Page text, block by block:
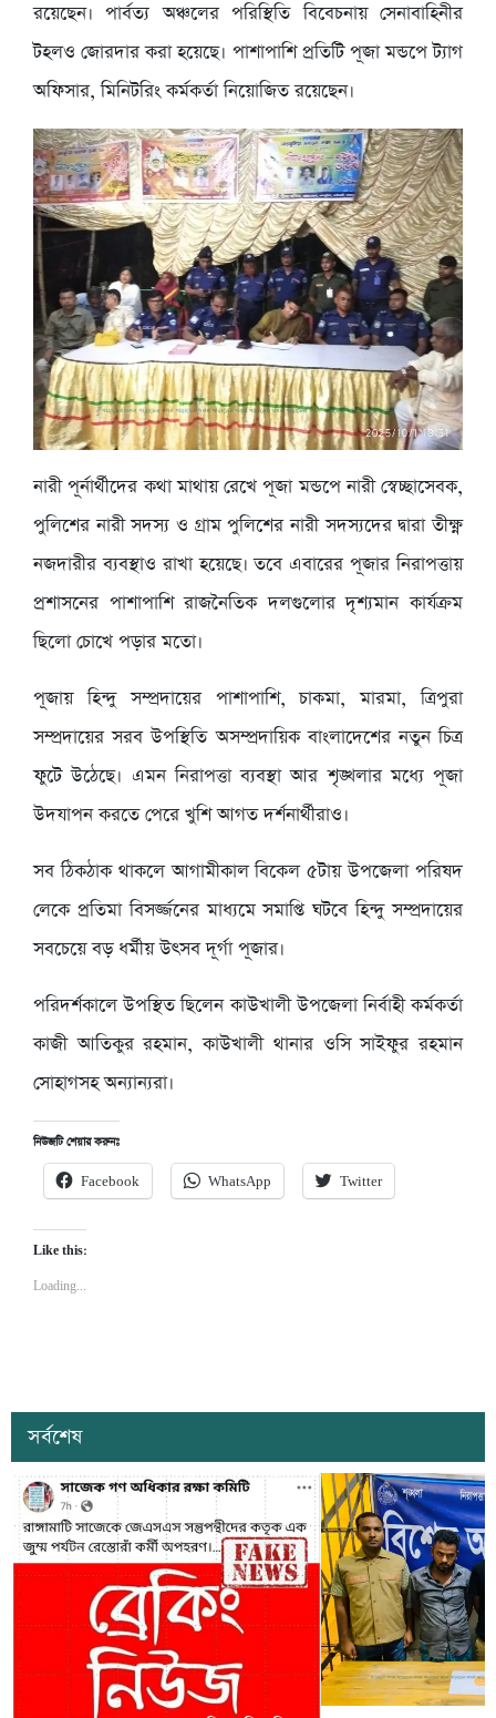
রয়েছেন। পার্বত্য অঞ্চলের পরিস্থিতি বিবেচনায় সেনাবাহিনীর
টহলও জোরদার করা হয়েছে। পাশাপাশি প্রতিটি পূজা মন্ডপে ট্যাগ
অফিসার, মিনিটরিং কর্মকর্তা নিয়োজিত রয়েছেন।
নারী পূর্নার্থীদের কথা মাথায় রেখে পূজা মন্ডপে নারী স্বেচ্ছাসেবক,
পুলিশের নারী সদস্য ও গ্রাম পুলিশের নারী সদস্যদের দ্বারা তীক্ষ্ণ
নজদারীর ব্যবস্থাও রাখা হয়েছে। তবে এবারের পূজার নিরাপত্তায়
প্রশাসনের পাশাপাশি রাজনৈতিক দলগুলোর দৃশ্যমান কার্যক্রম
ছিলো চোখে পড়ার মতো।
পূজায় হিন্দু সম্প্রদায়ের পাশাপাশি, চাকমা, মারমা, ত্রিপুরা
সম্প্রদায়ের সরব উপস্থিতি অসম্প্রদায়িক বাংলাদেশের নতুন চিত্র
ফুটে উঠেছে। এমন নিরাপত্তা ব্যবস্থা আর শৃঙ্খলার মধ্যে পূজা
উদযাপন করতে পেরে খুশি আগত দর্শনার্থীরাও।
সব ঠিকঠাক থাকলে আগামীকাল বিকেল ৫টায় উপজেলা পরিষদ
লেকে প্রতিমা বিসর্জ্জনের মাধ্যমে সমাপ্তি ঘটবে হিন্দু সম্প্রদায়ের
সবচেয়ে বড় ধর্মীয় উৎসব দূর্গা পূজার।
পরিদর্শকালে উপস্থিত ছিলেন কাউখালী উপজেলা নির্বাহী কর্মকর্তা
কাজী আতিকুর রহমান, কাউখালী থানার ওসি সাইফুর রহমান
সোহাগসহ অন্যান্যরা।
নিউজটি শেয়ার করুনঃ
Facebook WhatsApp Twitter
Like this:
Loading...
সর্বশেষ